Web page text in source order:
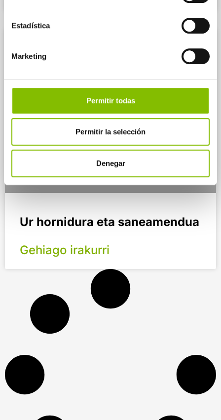
Estadística
Marketing
Permitir todas
Permitir la selección
Denegar
Ur hornidura eta saneamendua
Gehiago irakurri